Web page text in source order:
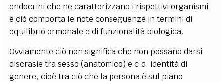
endocrini che ne caratterizzano i rispettivi organismi
e ciò comporta le note conseguenze in termini di
equilibrio ormonale e di funzionalità biologica.
Ovviamente ciò non significa che non possano darsi
discrasie tra sesso (anatomico) e c.d. identità di
genere, cioè tra ciò che la persona è sul piano